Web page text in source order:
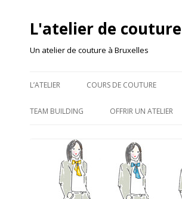
L'atelier de couture
Un atelier de couture à Bruxelles
L’ATELIER COURS DE COUTURE
TEAM BUILDING OFFRIR UN ATELIER